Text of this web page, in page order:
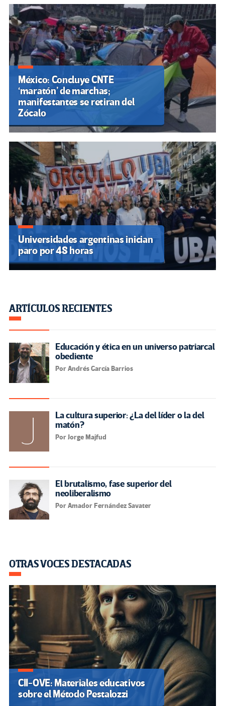
México: Concluye CNTE
‘maratón’ de marchas;
manifestantes se retiran del
Zócalo
Universidades argentinas inician
paro por 48 horas
ARTÍCULOS RECIENTES
Educación y ética en un universo patriarcal
obediente
Por Andrés García Barrios
La cultura superior: ¿La del líder o la del
matón?
Por Jorge Majfud
El brutalismo, fase superior del
neoliberalismo
Por Amador Fernández Savater
OTRAS VOCES DESTACADAS
CII-OVE: Materiales educativos
sobre el Método Pestalozzi